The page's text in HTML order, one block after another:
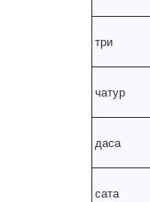
три
чатур
даса
сата